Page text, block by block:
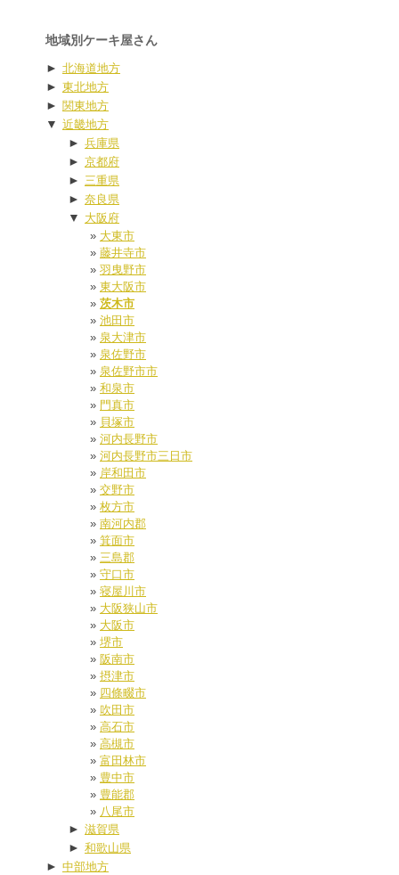
地域別ケーキ屋さん
► 北海道地方
► 東北地方
► 関東地方
▼ 近畿地方
► 兵庫県
► 京都府
► 三重県
► 奈良県
▼ 大阪府
大東市
藤井寺市
羽曳野市
東大阪市
茨木市
池田市
泉大津市
泉佐野市
泉佐野市市
和泉市
門真市
貝塚市
河内長野市
河内長野市三日市
岸和田市
交野市
枚方市
南河内郡
箕面市
三島郡
守口市
寝屋川市
大阪狭山市
大阪市
堺市
阪南市
摂津市
四條畷市
吹田市
高石市
高槻市
富田林市
豊中市
豊能郡
八尾市
► 滋賀県
► 和歌山県
► 中部地方